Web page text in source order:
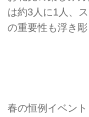
は約3人に1人、
の重要性も浮き彫
春の恒例イベン